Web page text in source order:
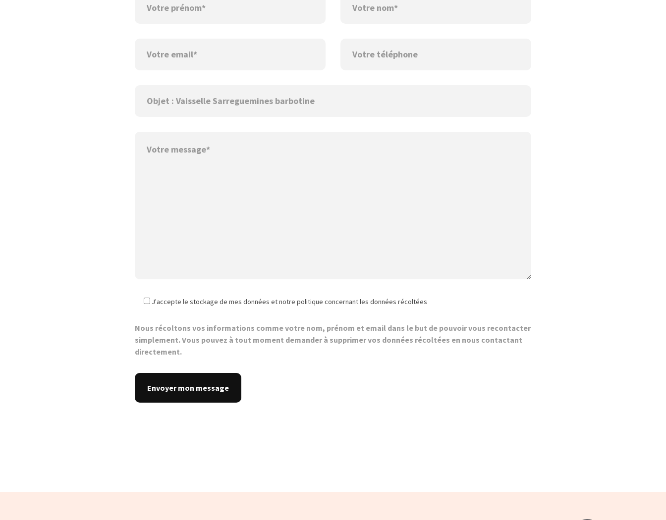
J'accepte le stockage de mes données et notre politique concernant les données récoltées
Nous récoltons vos informations comme votre nom, prénom et email dans le but de pouvoir vous recontacter
simplement. Vous pouvez à tout moment demander à supprimer vos données récoltées en nous contactant
directement.